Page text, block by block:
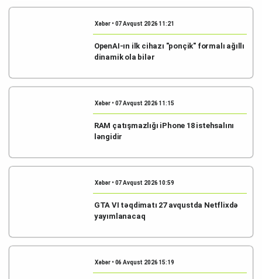
Xəbər • 07 Avqust 2026 11:21
OpenAI-ın ilk cihazı "ponçik" formalı ağıllı
dinamik ola bilər
Xəbər • 07 Avqust 2026 11:15
RAM çatışmazlığı iPhone 18 istehsalını
ləngidir
Xəbər • 07 Avqust 2026 10:59
GTA VI təqdimatı 27 avqustda Netflixdə
yayımlanacaq
Xəbər • 06 Avqust 2026 15:19